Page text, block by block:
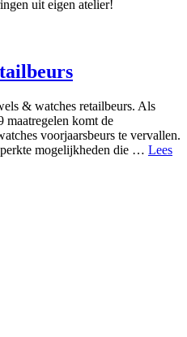
uit eigen atelier!
& watches retailbeurs. Als
maatregelen komt de
voorjaarsbeurs te vervallen.
mogelijkheden die … Lees